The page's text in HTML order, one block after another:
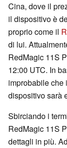
Cina, dove il
il dispositivo è
proprio come il
di lui.
RedMagic 11S
12:00 UTC. In
improbabile che
dispositivo sarà
Sbirciando i
RedMagic 11S
dettagli in più.